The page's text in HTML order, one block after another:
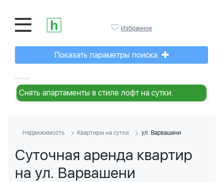
Избранное
Показать параметры поиска
Реклама:
Снять апартаменты в стиле лофт на сутки.
Недвижимость Квартиры на сутки ул. Варвашени
Суточная аренда квартир
на ул. Варвашени